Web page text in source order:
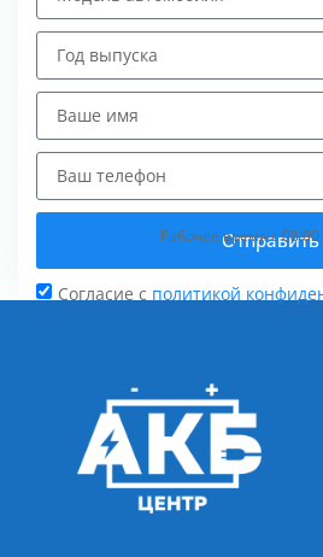
Отправить
Рабочее время с 08:00
Согласие с политикой